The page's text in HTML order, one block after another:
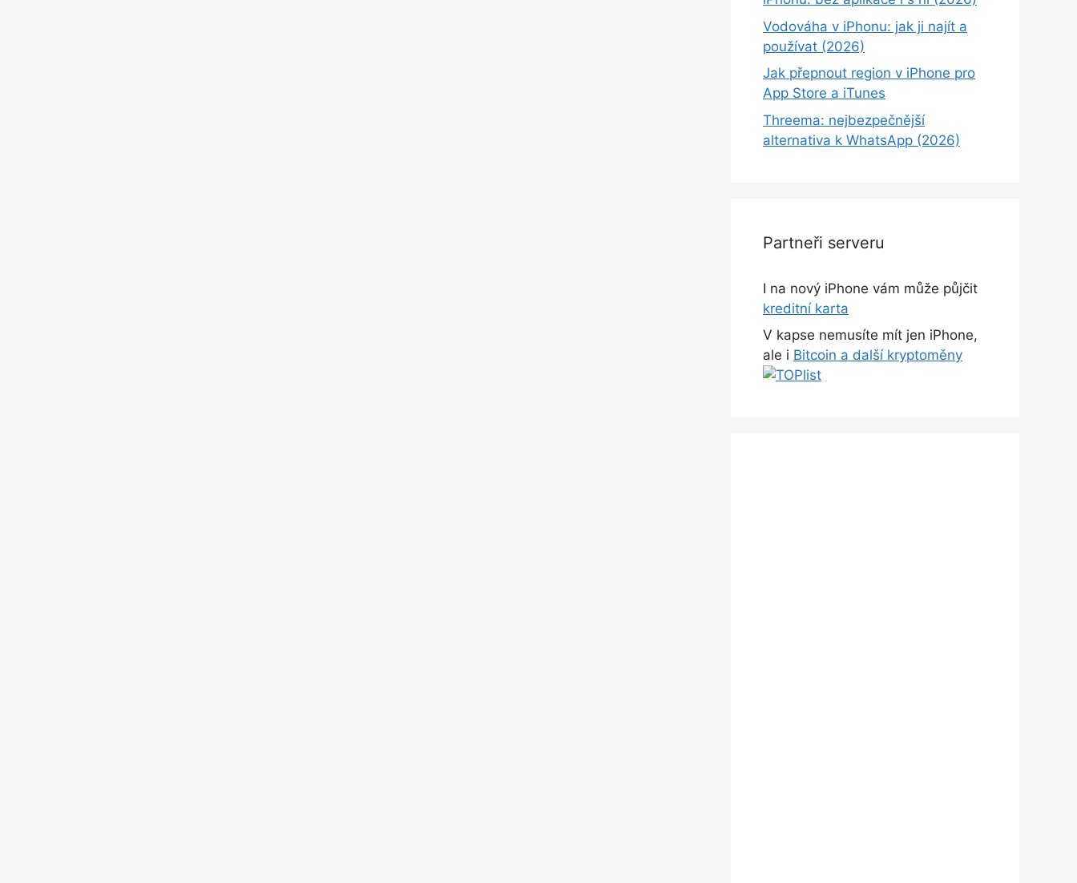
Vodováha v iPhonu: jak ji najít a
používat (2026)
Jak přepnout region v iPhone pro
App Store a iTunes
Threema: nejbezpečnější
alternativa k WhatsApp (2026)
Partneři serveru
I na nový iPhone vám může půjčit
kreditní karta
V kapse nemusíte mít jen iPhone,
ale i Bitcoin a další kryptoměny